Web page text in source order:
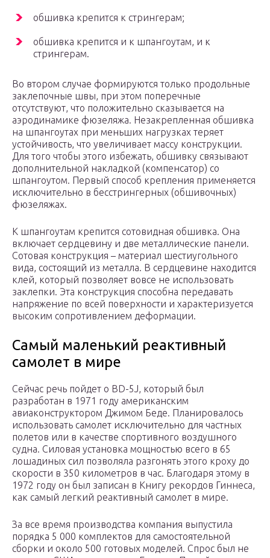
обшивка крепится к стрингерам;
обшивка крепится и к шпангоутам, и к
стрингерам.
Во втором случае формируются только продольные
заклепочные швы, при этом поперечные
отсутствуют, что положительно сказывается на
аэродинамике фюзеляжа. Незакрепленная обшивка
на шпангоутах при меньших нагрузках теряет
устойчивость, что увеличивает массу конструкции.
Для того чтобы этого избежать, обшивку связывают
дополнительной накладкой (компенсатор) со
шпангоутом. Первый способ крепления применяется
исключительно в бесстрингерных (обшивочных)
фюзеляжах.
К шпангоутам крепится сотовидная обшивка. Она
включает сердцевину и две металлические панели.
Сотовая конструкция – материал шестиугольного
вида, состоящий из металла. В сердцевине находится
клей, который позволяет вовсе не использовать
заклепки. Эта конструкция способна передавать
напряжение по всей поверхности и характеризуется
высоким сопротивлением деформации.
Самый маленький реактивный
самолет в мире
Сейчас речь пойдет о BD-5J, который был
разработан в 1971 году американским
авиаконструктором Джимом Беде. Планировалось
использовать самолет исключительно для частных
полетов или в качестве спортивного воздушного
судна. Силовая установка мощностью всего в 65
лошадиных сил позволяла разгонять этого кроху до
скорости в 350 километров в час. Благодаря этому в
1972 году он был записан в Книгу рекордов Гиннеса,
как самый легкий реактивный самолет в мире.
За все время производства компания выпустила
порядка 5 000 комплектов для самостоятельной
сборки и около 500 готовых моделей. Спрос был не